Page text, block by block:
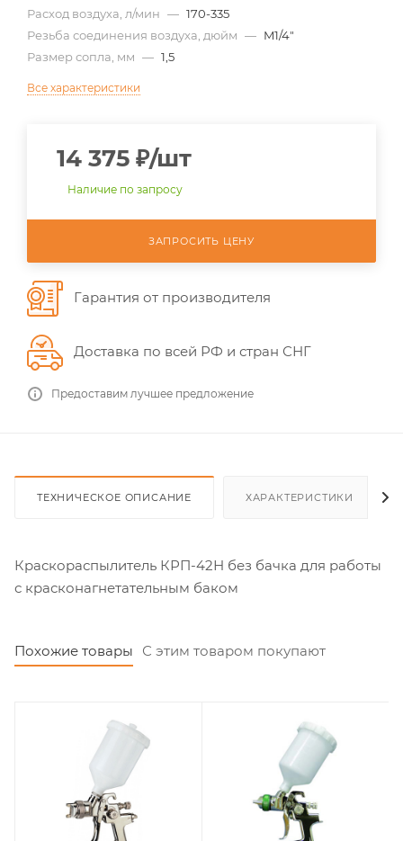
Расход воздуха, л/мин — 170-335
Резьба соединения воздуха, дюйм — M1/4"
Размер сопла, мм — 1,5
Все характеристики
14 375 ₽/шт
Наличие по запросу
ЗАПРОСИТЬ ЦЕНУ
Гарантия от производителя
Доставка по всей РФ и стран СНГ
Предоставим лучшее предложение
ТЕХНИЧЕСКОЕ ОПИСАНИЕ ХАРАКТЕРИСТИКИ
Краскораспылитель КРП-42Н без бачка для работы
с красконагнетательным баком
Похожие товары С этим товаром покупают
Вместимость бачка, л
Расход воздуха, л/
230-300
Размер сопла, мм
Вместимость бачка, л
Расход воздуха, л/
215-400
Размер сопла, мм